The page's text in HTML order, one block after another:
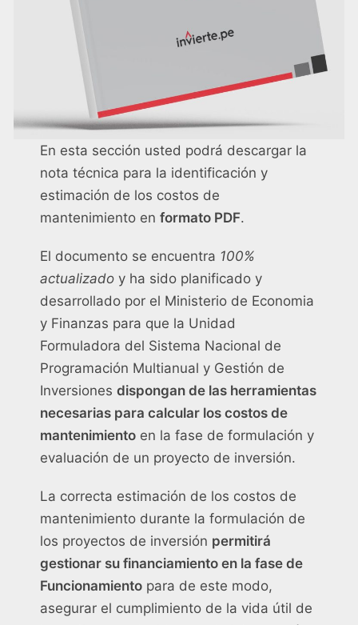
En esta sección usted podrá descargar la
nota técnica para la identificación y
estimación de los costos de
mantenimiento enformato PDF.
El documento se encuentra 100%
actualizadoy ha sido planificado y
desarrollado por el Ministerio de Economia
y Finanzas para que la Unidad
Formuladora del Sistema Nacional de
Programación Multianual y Gestión de
Inversionesdispongan de las herramientas
necesarias para calcular los costos de
mantenimiento en la fase de formulación y
evaluación de un proyecto de inversión.
La correcta estimación de los costos de
mantenimiento durante la formulación de
los proyectos de inversión permitirá
gestionar su financiamiento en la fase de
Funcionamiento para de este modo,
asegurar el cumplimiento de la vida útil de